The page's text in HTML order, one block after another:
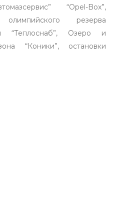
“Opel-Box”,
резерва
“Теплоснаб”, Озеро и
“Коники”, остановки